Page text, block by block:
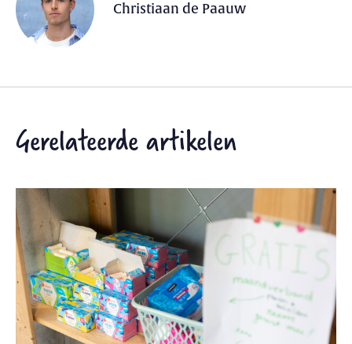
Christiaan de Paauw
Gerelateerde artikelen